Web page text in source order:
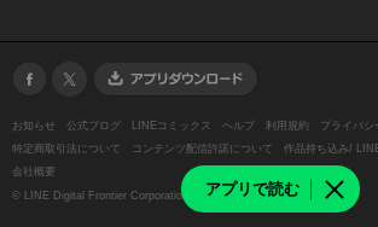
アプリで読む
お知らせ 公式ブログ LINEコミックス ヘルプ 利用規約
プライバシ
特定商取引法について
コンテンツ配信許諾について 作品持ち込み/
会社概要
© LINE Digital Frontier Corporation